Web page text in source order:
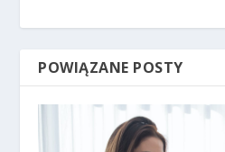
POWIĄZANE POSTY